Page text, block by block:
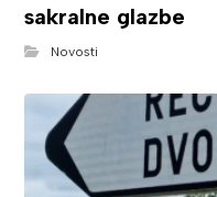
sakralne glazbe
Novosti